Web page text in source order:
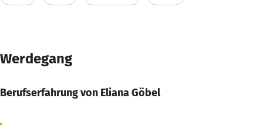
Werdegang
Berufserfahrung von Eliana Göbel